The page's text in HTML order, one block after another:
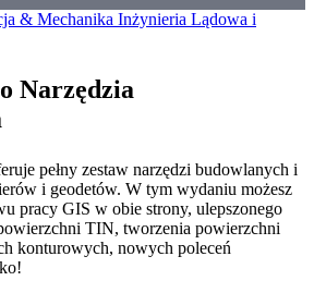
& Mechanika Inżynieria Lądowa i
Narzędzia
pełny zestaw narzędzi budowlanych i
i geodetów. W tym wydaniu możesz
pracy GIS w obie strony, ulepszonego
TIN, tworzenia powierzchni
konturowych, nowych poleceń